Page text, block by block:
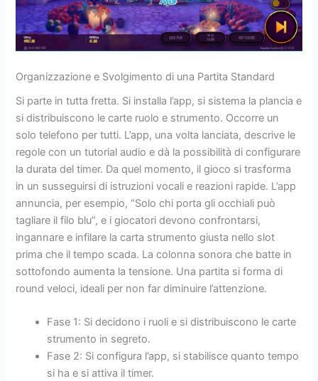
Organizzazione e Svolgimento di una Partita Standard
Si parte in tutta fretta. Si installa l’app, si sistema la plancia e
si distribuiscono le carte ruolo e strumento. Occorre un
solo telefono per tutti. L’app, una volta lanciata, descrive le
regole con un tutorial audio e dà la possibilità di configurare
la durata del timer. Da quel momento, il gioco si trasforma
in un susseguirsi di istruzioni vocali e reazioni rapide. L’app
annuncia, per esempio, “Solo chi porta gli occhiali può
tagliare il filo blu”, e i giocatori devono confrontarsi,
ingannare e infilare la carta strumento giusta nello slot
prima che il tempo scada. La colonna sonora che batte in
sottofondo aumenta la tensione. Una partita si forma di
round veloci, ideali per non far diminuire l’attenzione.
Fase 1: Si decidono i ruoli e si distribuiscono le carte
strumento in segreto.
Fase 2: Si configura l’app, si stabilisce quanto tempo
si ha e si attiva il timer.